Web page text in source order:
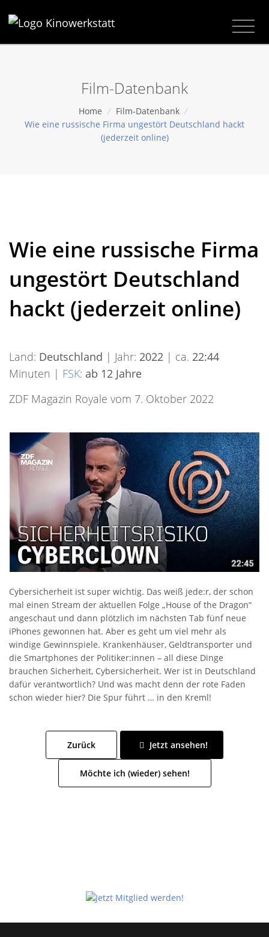
Film-Datenbank
Home / Film-Datenbank /
Wie eine russische Firma ungestört Deutschland hackt
(jederzeit online)
Wie eine russische Firma
ungestört Deutschland
hackt (jederzeit online)
Land: Deutschland | Jahr: 2022 | ca. 22:44
Minuten | FSK: ab 12 Jahre
ZDF Magazin Royale vom 7. Oktober 2022
Cybersicherheit ist super wichtig. Das weiß jede:r, der schon
mal einen Stream der aktuellen Folge „House of the Dragon“
angeschaut und dann plötzlich im nächsten Tab fünf neue
iPhones gewonnen hat. Aber es geht um viel mehr als
windige Gewinnspiele. Krankenhäuser, Geldtransporter und
die Smartphones der Politiker:innen – all diese Dinge
brauchen Sicherheit, Cybersicherheit. Wer ist in Deutschland
dafür verantwortlich? Und was macht denn der rote Faden
schon wieder hier? Die Spur führt … in den Kreml!
Zurück Jetzt ansehen!
Möchte ich (wieder) sehen!